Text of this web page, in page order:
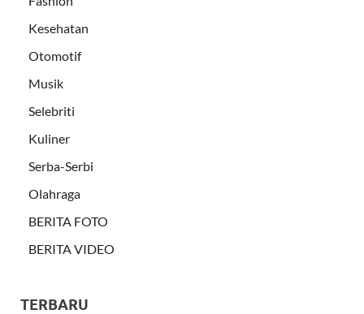
Kesehatan
Otomotif
Musik
Selebriti
Kuliner
Serba-Serbi
Olahraga
BERITA FOTO
BERITA VIDEO
TERBARU